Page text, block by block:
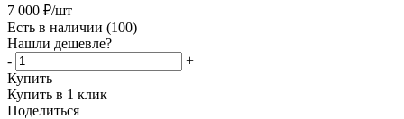
7 000 ₽/шт
Есть в наличии (100)
Нашли дешевле?
-
+
Купить
Купить в 1 клик
Поделиться